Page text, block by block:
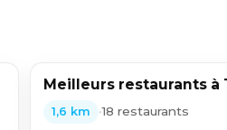
Meilleurs restaurants à
1,6 km •18 restaurants